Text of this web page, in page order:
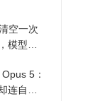
空一次
模型自
5：
连自己